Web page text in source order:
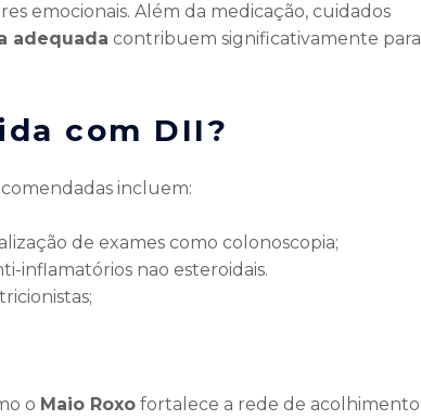
emocionais. Além da medicação, cuidados
adequada contribuem significativamente para
com DII?
incluem:
de exames como colonoscopia;
inflamatórios nao esteroidais.
o Maio Roxofortalece a rede de acolhimento